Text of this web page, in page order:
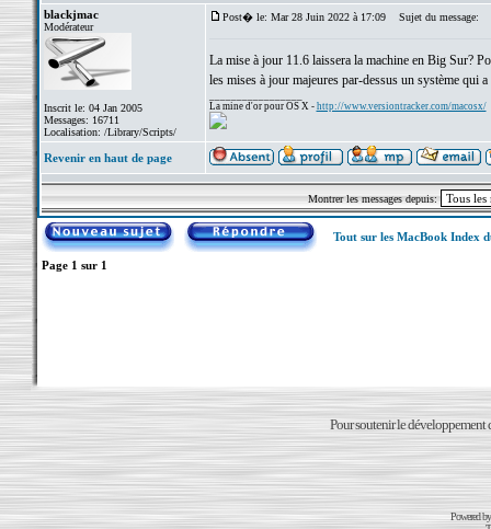
blackjmac
Modérateur
Inscrit le: 04 Jan 2005
Messages: 16711
Localisation: /Library/Scripts/
Post� le: Mar 28 Juin 2022 à 17:09 Sujet du message:
La mise à jour 11.6 laissera la machine en Big Sur?
les mises à jour majeures par-dessus un système qui
La mine d'or pour OS X - http://www.versiontracker.com/macosx/
Revenir en haut de page
Montrer les messages depuis:
Tout sur les MacBook Index
Page 1 sur 1
Pour soutenir le développement
Powered